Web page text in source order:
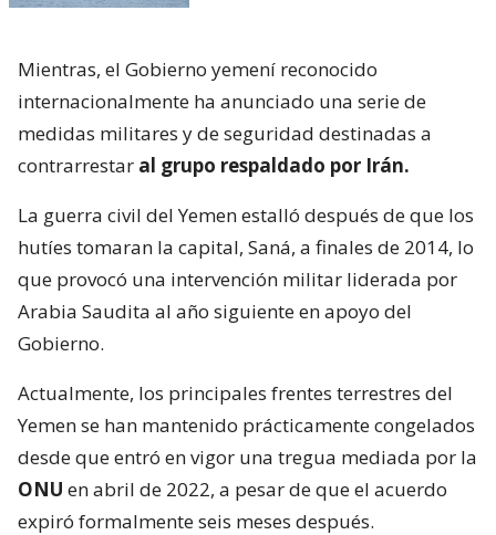
Mientras, el Gobierno yemení reconocido
internacionalmente ha anunciado una serie de
medidas militares y de seguridad destinadas a
contrarrestar al grupo respaldado por Irán.
La guerra civil del Yemen estalló después de que los
hutíes tomaran la capital, Saná, a finales de 2014, lo
que provocó una intervención militar liderada por
Arabia Saudita al año siguiente en apoyo del
Gobierno.
Actualmente, los principales frentes terrestres del
Yemen se han mantenido prácticamente congelados
desde que entró en vigor una tregua mediada por la
ONU en abril de 2022, a pesar de que el acuerdo
expiró formalmente seis meses después.